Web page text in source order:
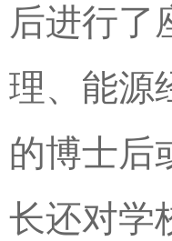
后进行了
理、能源
的博士后
长还对学